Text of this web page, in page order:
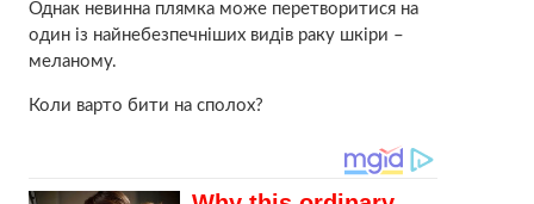
Однак невинна плямка може перетворитися на
один із найнебезпечніших видів раку шкіри –
меланому.
Коли варто бити на сполох?